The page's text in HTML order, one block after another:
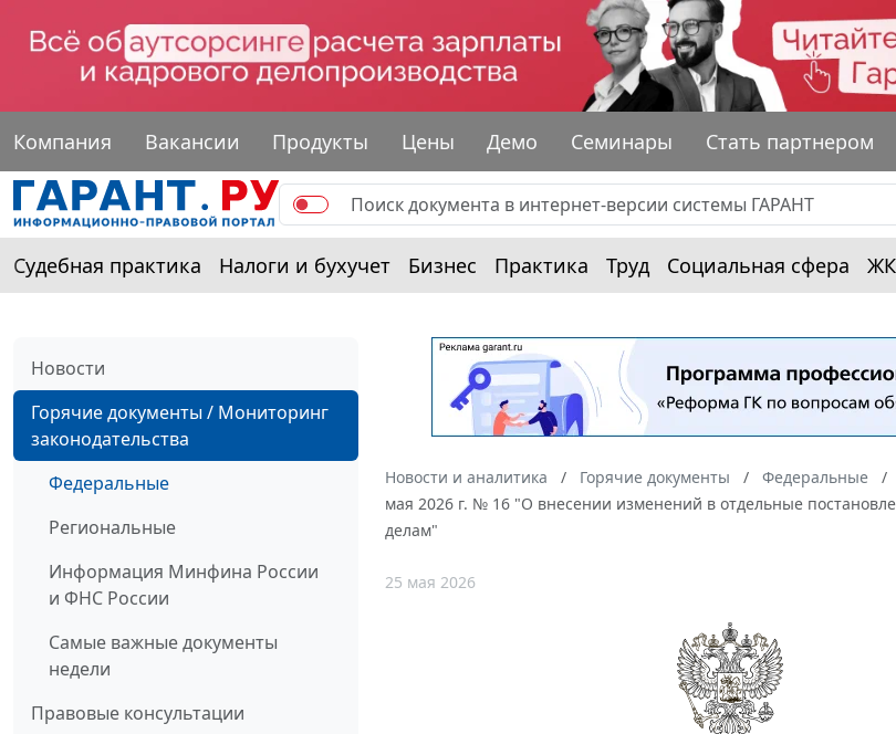
Компания Вакансии Продукты Цены Демо Семинары Стать партнером
Судебная практика Налоги и бухучет Бизнес Практика Труд Социальная сфера
Новости
Горячие документы / Мониторинг
законодательства
Федеральные
Региональные
Информация Минфина России
и ФНС России
Самые важные документы
недели
Правовые консультации
Новости и аналитика Горячие документы Федеральные
мая 2026 г. № 16 "О внесении изменений в отдельные
делам"
25 мая 2026